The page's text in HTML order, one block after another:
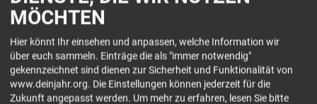
Freie Christliche Schulen Rhein-Sieg / Grund- und Gesamtschule
Frankfurter Str. 86
53721 Siegburg
Tel.: 02241 12650-26
www.fcggs.de
MÖCHTEN
Hier könnt Ihr einsehen und anpassen, welche Information wir
über euch sammeln. Einträge die als "immer notwendig"
gekennzeichnet sind dienen zur Sicherheit und Funktionalität von
www.deinjahr.org. Die Einstellungen können jederzeit für die
Zukunft angepasst werden. Um mehr zu erfahren, lesen Sie bitte